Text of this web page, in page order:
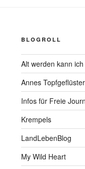
BLOGROLL
Alt werden kann
Annes Topfgeflüster
Infos für Freie
Krempels
LandLebenBlog
My Wild Heart